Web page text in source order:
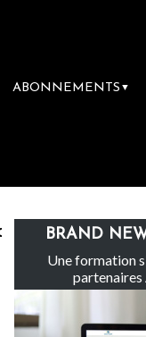
ABONNEMENTS ▼
Le groupe
BRAND
Une formation
partenaires